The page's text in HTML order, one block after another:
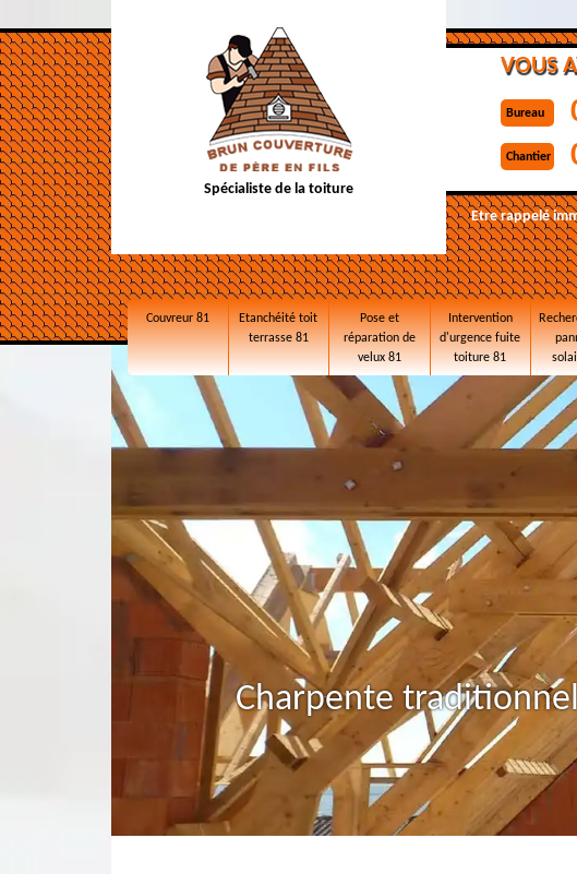
Spécialiste de la toiture
VOUS
Bureau
Chantier
Etre rappelé
Couvreur 81
Etanchéité toit
terrasse 81
Pose et
réparation de
velux 81
Intervention
d'urgence fuite
toiture 81
Charpente